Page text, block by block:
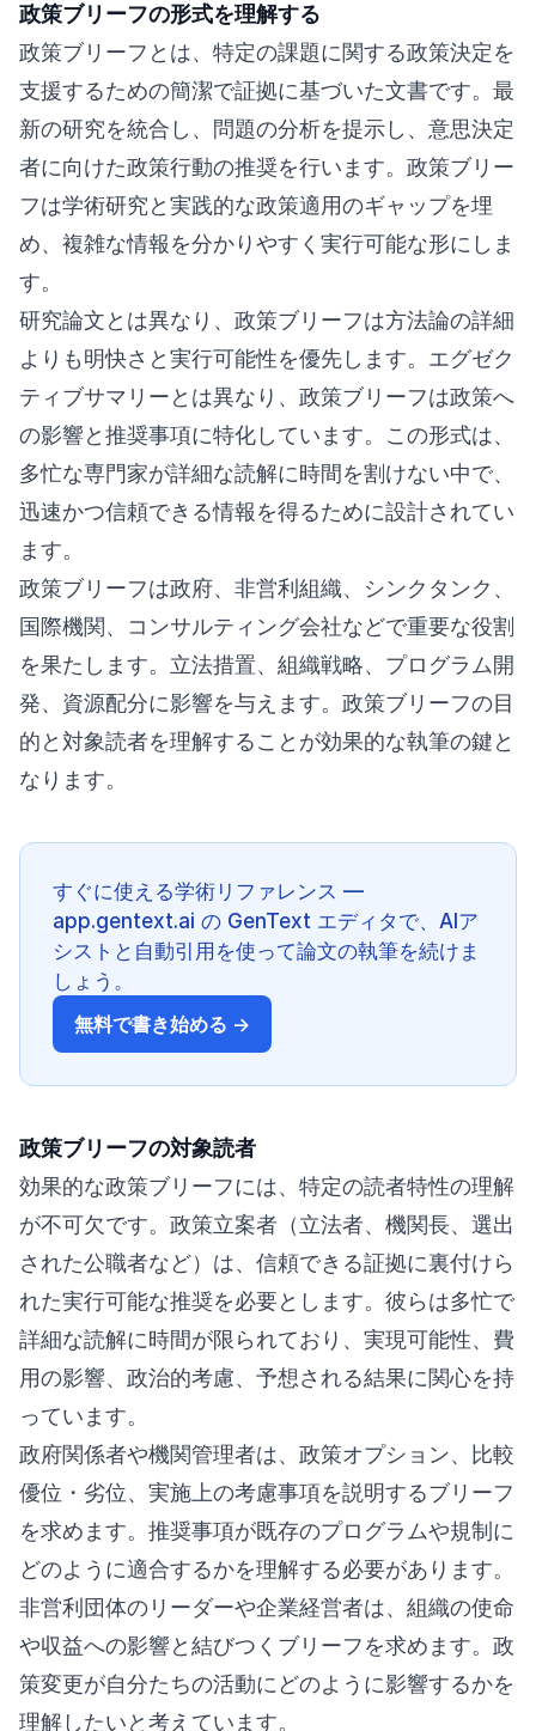
政策ブリーフの形式を理解する
政策ブリーフとは、特定の課題に関する政策決定を
支援するための簡潔で証拠に基づいた文書です。最
新の研究を統合し、問題の分析を提示し、意思決定
者に向けた政策行動の推奨を行います。政策ブリー
フは学術研究と実践的な政策適用のギャップを埋
め、複雑な情報を分かりやすく実行可能な形にしま
す。
研究論文とは異なり、政策ブリーフは方法論の詳細
よりも明快さと実行可能性を優先します。エグゼク
ティブサマリーとは異なり、政策ブリーフは政策へ
の影響と推奨事項に特化しています。この形式は、
多忙な専門家が詳細な読解に時間を割けない中で、
迅速かつ信頼できる情報を得るために設計されてい
ます。
政策ブリーフは政府、非営利組織、シンクタンク、
国際機関、コンサルティング会社などで重要な役割
を果たします。立法措置、組織戦略、プログラム開
発、資源配分に影響を与えます。政策ブリーフの目
的と対象読者を理解することが効果的な執筆の鍵と
なります。
すぐに使える学術リファレンス —
app.gentext.ai の GenText エディタで、AIア
シストと自動引用を使って論文の執筆を続けま
しょう。
無料で書き始める →
政策ブリーフの対象読者
効果的な政策ブリーフには、特定の読者特性の理解
が不可欠です。政策立案者（立法者、機関長、選出
された公職者など）は、信頼できる証拠に裏付けら
れた実行可能な推奨を必要とします。彼らは多忙で
詳細な読解に時間が限られており、実現可能性、費
用の影響、政治的考慮、予想される結果に関心を持
っています。
政府関係者や機関管理者は、政策オプション、比較
優位・劣位、実施上の考慮事項を説明するブリーフ
を求めます。推奨事項が既存のプログラムや規制に
どのように適合するかを理解する必要があります。
非営利団体のリーダーや企業経営者は、組織の使命
や収益への影響と結びつくブリーフを求めます。政
策変更が自分たちの活動にどのように影響するかを
理解したいと考えています。